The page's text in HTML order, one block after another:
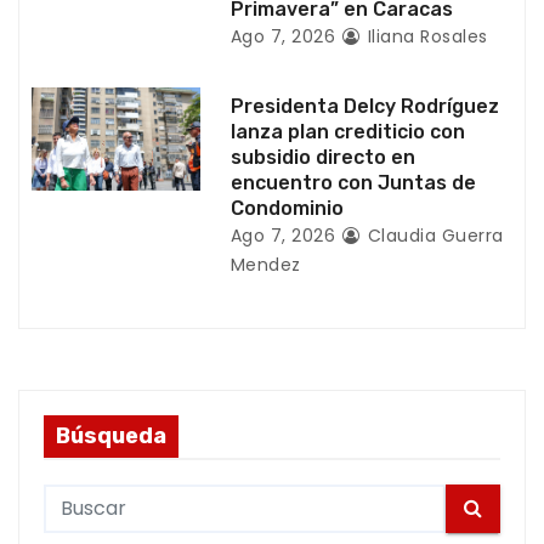
a
s
Primavera” en Caracas
Ago 7, 2026 Iliana Rosales
Presidenta Delcy Rodríguez
lanza plan crediticio con
subsidio directo en
encuentro con Juntas de
Condominio
Ago 7, 2026
Claudia Guerra
Mendez
Búsqueda